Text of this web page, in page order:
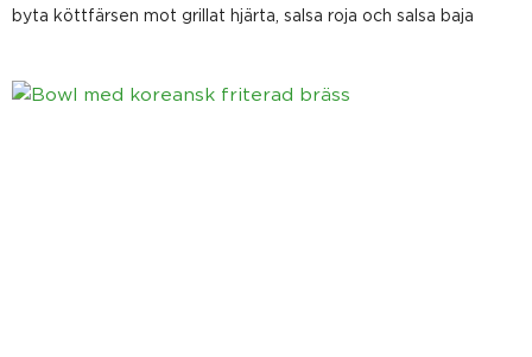
byta köttfärsen mot grillat hjärta, salsa roja och salsa baja